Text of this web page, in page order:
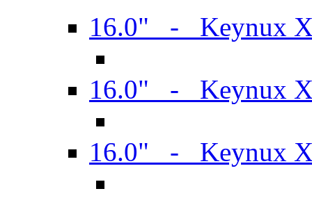
16.0" - Keynux
16.0" - Keynux
16.0" - Keynux